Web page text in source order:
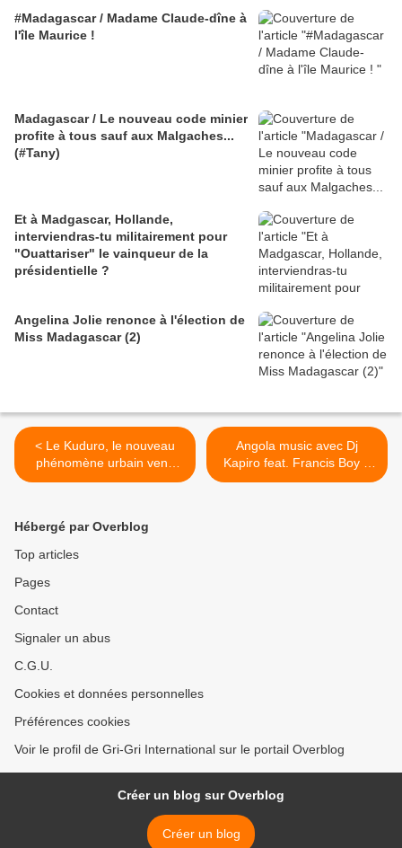
#Madagascar / Madame Claude-dîne à
l'île Maurice !
Madagascar / Le nouveau code minier
profite à tous sauf aux Malgaches...
(#Tany)
Et à Madgascar, Hollande,
interviendras-tu militairement pour
"Ouattariser" le vainqueur de la
présidentielle ?
Angelina Jolie renonce à l'élection de
Miss Madagascar (2)
< Le Kuduro, le nouveau
phénomène urbain venu
d'Angola (Dance, DJ, Food,
mercredi 10 octobre au
dimanche 14 octobre.
Angola music avec Dj
Kapiro feat. Francis Boy &
Sana : Itocota >
Hébergé par Overblog
Top articles
Pages
Contact
Signaler un abus
C.G.U.
Cookies et données personnelles
Préférences cookies
Voir le profil de Gri-Gri International sur le portail Overblog
Créer un blog sur Overblog
Créer un blog